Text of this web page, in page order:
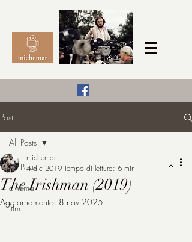
michemar
Post
All Posts
cinema
film
All Posts
The Irishman (2019)
michemar
4 dic 2019 Tempo di lettura: 6 min
Aggiornamento: 8 nov 2025